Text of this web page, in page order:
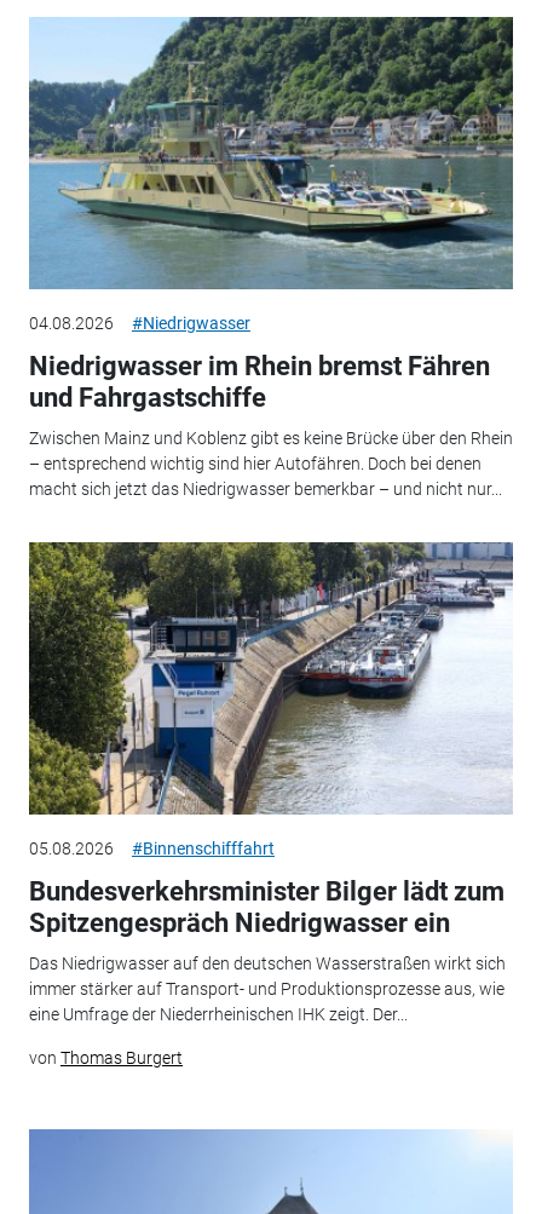
04.08.2026 #Niedrigwasser
Niedrigwasser im Rhein bremst Fähren
und Fahrgastschiffe
Zwischen Mainz und Koblenz gibt es keine Brücke über den Rhein
– entsprechend wichtig sind hier Autofähren. Doch bei denen
macht sich jetzt das Niedrigwasser bemerkbar – und nicht nur...
05.08.2026 #Binnenschifffahrt
Bundesverkehrsminister Bilger lädt zum
Spitzengespräch Niedrigwasser ein
Das Niedrigwasser auf den deutschen Wasserstraßen wirkt sich
immer stärker auf Transport- und Produktionsprozesse aus, wie
eine Umfrage der Niederrheinischen IHK zeigt. Der...
von Thomas Burgert